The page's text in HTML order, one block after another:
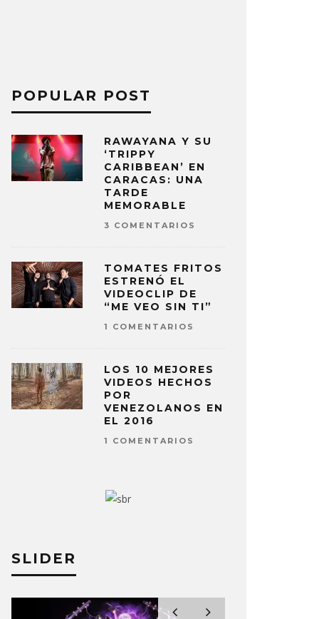
POPULAR POST
RAWAYANA Y SU
‘TRIPPY
CARIBBEAN’ EN
CARACAS: UNA
TARDE
MEMORABLE
3 COMENTARIOS
TOMATES FRITOS
ESTRENÓ EL
VIDEOCLIP DE
“ME VEO SIN TI”
1 COMENTARIOS
LOS 10 MEJORES
VIDEOS HECHOS
POR
VENEZOLANOS EN
EL 2016
1 COMENTARIOS
SLIDER